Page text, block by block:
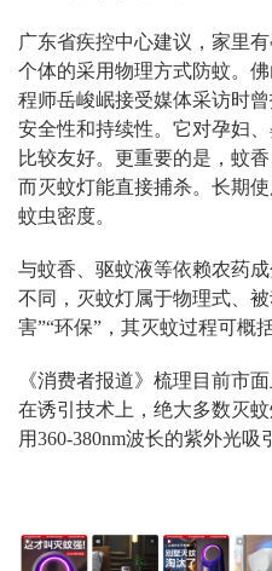
广东省疾控中心建议，家里
个体的采用物理方式防蚊。
程师岳峻岷接受媒体采访时曾
安全性和持续性。它对孕妇
比较友好。更重要的是，蚊
而灭蚊灯能直接捕杀。长期
蚊虫密度。
与蚊香、驱蚊液等依赖农药
不同，灭蚊灯属于物理式、
害”“环保”，其灭蚊过程可概
《消费者报道》梳理目前市
在诱引技术上，绝大多数灭
用360-380nm波长的紫外光吸